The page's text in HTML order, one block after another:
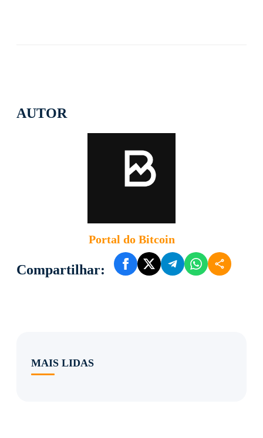
AUTOR
Portal do Bitcoin
Compartilhar:
MAIS LIDAS